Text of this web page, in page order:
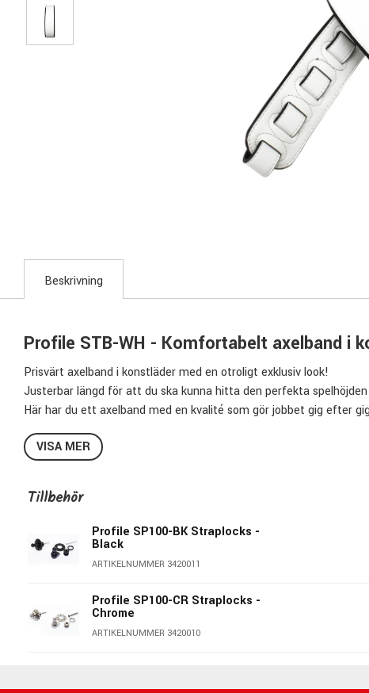
Beskrivning
Profile STB-WH - Komfortabelt axelband i
Prisvärt axelband i konstläder med en otroligt exklusiv look!
Justerbar längd för att du ska kunna hitta den perfekta
Här har du ett axelband med en kvalité som gör jobbet gig efter
Specifikationer:
Bredd:6,6cm (2,6")
Max längd:137cm
Material:
Konstläder
Profile - Prisvärda gitarraxelband!
VISA MER
Tillbehör
Profile SP100-BK Straplocks -
Black
ARTIKELNUMMER 3420011
Profile SP100-CR Straplocks -
Chrome
ARTIKELNUMMER 3420010